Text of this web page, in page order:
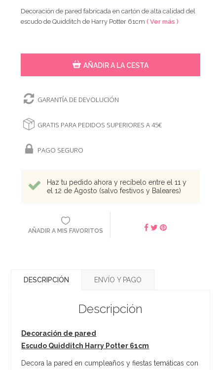
Decoración de pared fabricada en cartón de alta calidad del
escudo de Quidditch de Harry Potter 61cm( Ver más )
AÑADIR A LA CESTA
GARANTÍA DE DEVOLUCIÓN
GRATIS PARA PEDIDOS SUPERIORES A 45€
PAGO SEGURO
Haz tu pedido ahora y recíbelo entre el 11 y
el 12 de Agosto (salvo festivos y Baleares)
AÑADIR A MIS FAVORITOS
DESCRIPCIÓN ENVÍO Y PAGO
Descripción
Decoración de pared
Escudo Quidditch Harry Potter 61cm​
Decora la pared en cumpleaños y fiestas temáticas con